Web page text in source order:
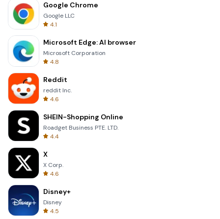
Google Chrome
Google LLC
4.1
Microsoft Edge: AI browser
Microsoft Corporation
4.8
Reddit
reddit Inc.
4.6
SHEIN-Shopping Online
Roadget Business PTE. LTD.
4.4
X
X Corp.
4.6
Disney+
Disney
4.5